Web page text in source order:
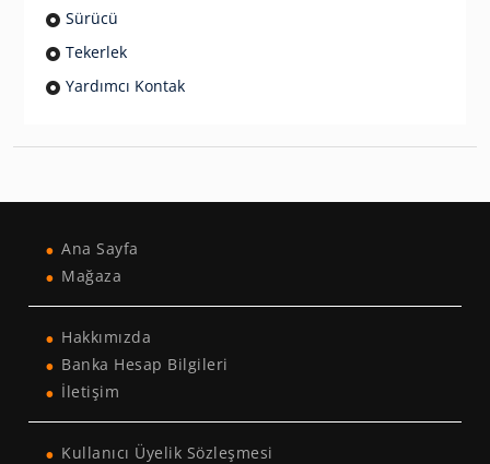
Sürücü
Tekerlek
Yardımcı Kontak
Ana Sayfa
Mağaza
Hakkımızda
Banka Hesap Bilgileri
İletişim
Kullanıcı Üyelik Sözleşmesi